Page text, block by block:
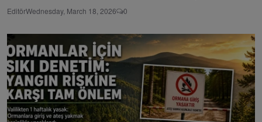
EditörWednesday, March 18, 2026 0